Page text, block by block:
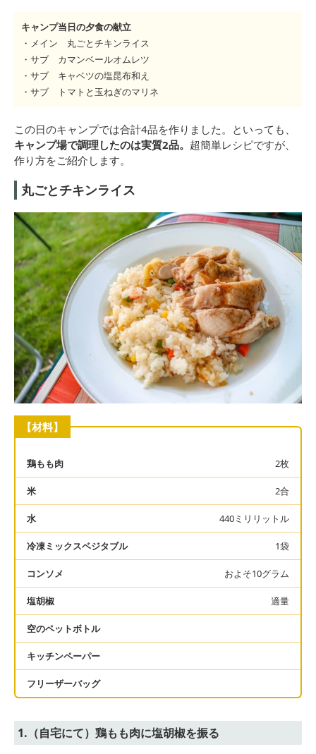
キャンプ当日の夕食の献立
・メイン 丸ごとチキンライス
・サブ カマンベールオムレツ
・サブ キャベツの塩昆布和え
・サブ トマトと玉ねぎのマリネ
この日のキャンプでは合計4品を作りました。といっても、
キャンプ場で調理したのは実質2品。 超簡単レシピですが、
作り方をご紹介します。
丸ごとチキンライス
【材料】
鶏もも肉 2枚
米 2合
水 440ミリリットル
冷凍ミックスベジタブル 1袋
コンソメ およそ10グラム
塩胡椒 適量
空のペットボトル
キッチンペーパー
フリーザーバッグ
1.（自宅にて）鶏もも肉に塩胡椒を振る